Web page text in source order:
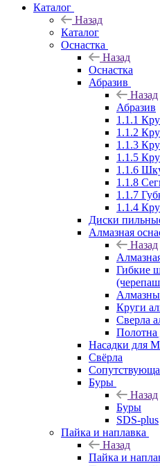
Каталог
Назад
Каталог
Оснастка
Назад
Оснастка
Абразив
Назад
Абразив
1.1.1
1.1.2
1.1.3
1.1.5
1.1.6
1.1.8
1.1.7
1.1.4
Диски
Алмазная
Назад
Гибкие
Круги
Сверла
Насадки для
Свёрла
Буры
Назад
Буры
SDS-plus
Пайка и наплавка
Назад
Пайка и